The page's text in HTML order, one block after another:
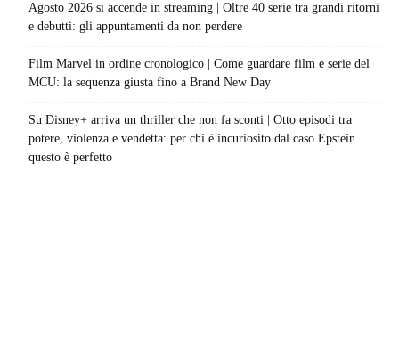
Agosto 2026 si accende in streaming | Oltre 40 serie tra grandi ritorni
e debutti: gli appuntamenti da non perdere
Film Marvel in ordine cronologico | Come guardare film e serie del
MCU: la sequenza giusta fino a Brand New Day
Su Disney+ arriva un thriller che non fa sconti | Otto episodi tra
potere, violenza e vendetta: per chi è incuriosito dal caso Epstein
questo è perfetto